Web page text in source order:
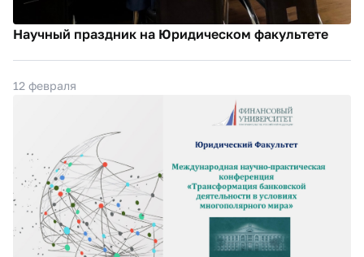
Научный праздник на Юридическом факультете
12 февраля